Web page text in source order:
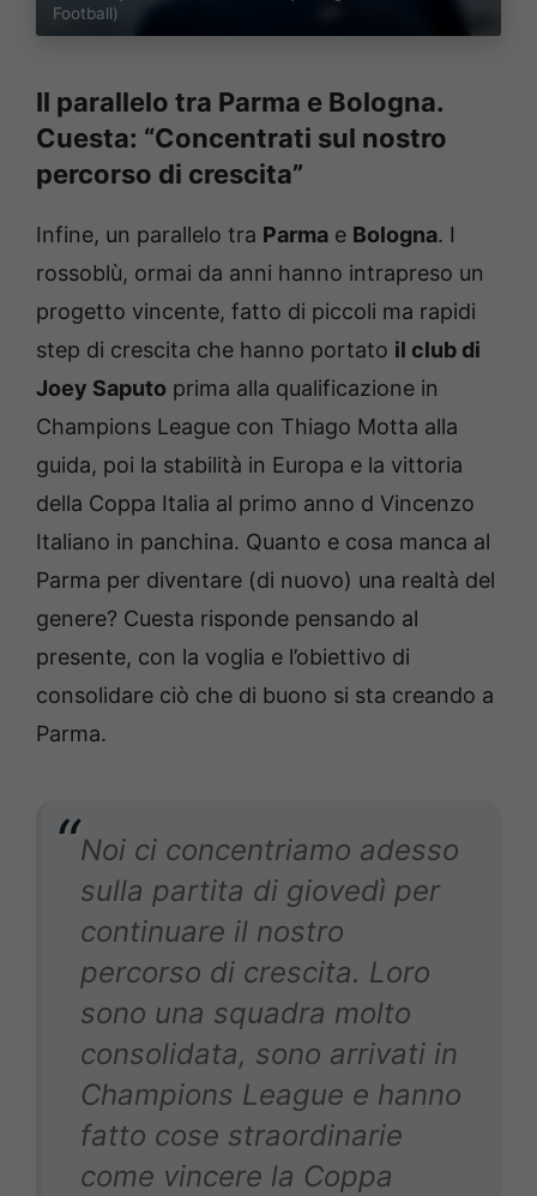
Football)
Il parallelo tra Parma e Bologna.
Cuesta: “Concentrati sul nostro
percorso di crescita”
Infine, un parallelo tra Parma e Bologna. I
rossoblù, ormai da anni hanno intrapreso un
progetto vincente, fatto di piccoli ma rapidi
step di crescita che hanno portato il club di
Joey Saputo prima alla qualificazione in
Champions League con Thiago Motta alla
guida, poi la stabilità in Europa e la vittoria
della Coppa Italia al primo anno d Vincenzo
Italiano in panchina. Quanto e cosa manca al
Parma per diventare (di nuovo) una realtà del
genere? Cuesta risponde pensando al
presente, con la voglia e l’obiettivo di
consolidare ciò che di buono si sta creando a
Parma.
Noi ci concentriamo adesso
sulla partita di giovedì per
continuare il nostro
percorso di crescita. Loro
sono una squadra molto
consolidata, sono arrivati in
Champions League e hanno
fatto cose straordinarie
come vincere la Coppa